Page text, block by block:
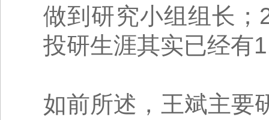
做到研究小组组长
投研生涯其实已经有
如前所述，王斌主要